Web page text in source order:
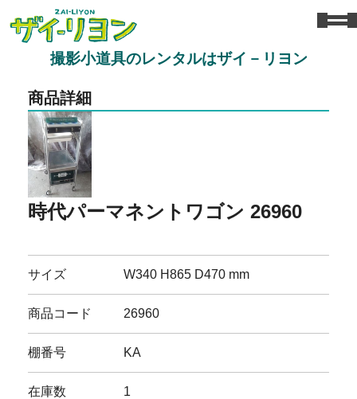
撮影小道具のレンタルはザイ－リヨン
商品詳細
時代パーマネントワゴン 26960
サイズ W340 H865 D470 mm
商品コード 26960
棚番号 KA
在庫数 1